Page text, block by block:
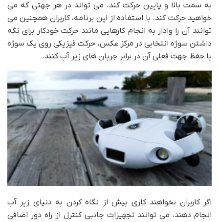
به سمت بالا و پایین حرکت کند، می تواند در هر جهتی که می
خواهید حرکت کند. با استفاده از این برنامه، کاربران همچنین می
توانند آن را وادار به انجام کارهایی مانند حرکت خودکار برای نگه
داشتن سوژه انتخابی در مرکز عکس، حرکت فیزیکی روی یک سوژه
یا حفظ جهت فعلی آن در برابر جریان های زیر آب کنند.
اگر کاربران بخواهند کاری بیش از نگاه کردن به دنیای زیر آب
انجام دهند، می توانند تجهیزات جانبی کنترل از راه دور اضافی